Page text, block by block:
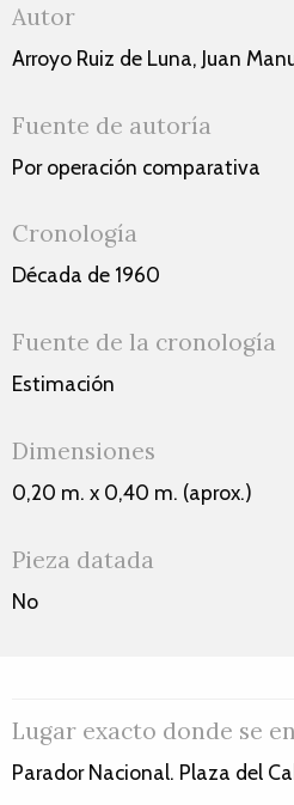
Autor
Arroyo Ruiz de Luna, Juan
Fuente de autoría
Por operación comparativa
Cronología
Década de 1960
Fuente de la cronología
Estimación
Dimensiones
0,20 m. x 0,40 m. (aprox.)
Pieza datada
No
Lugar exacto donde se
Parador Nacional. Plaza del